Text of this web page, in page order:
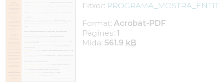
Fitxer:
Format: Acrobat-PDF
Pàgines: 1
Mida: 561.9 kB